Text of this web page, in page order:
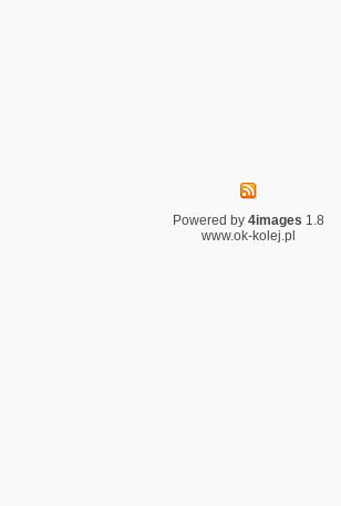
Powered by 4images 1.8
www.ok-kolej.pl